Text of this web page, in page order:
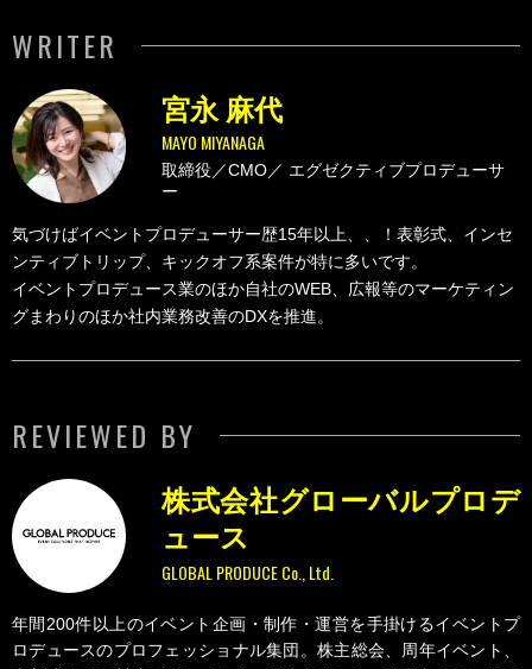
WRITER
MAYO MIYANAGA
宮永 麻代
取締役／CMO／ エグゼクティブプロデューサ
ー
気づけばイベントプロデューサー歴15年以上、、！表彰式、インセ
ンティブトリップ、キックオフ系案件が特に多いです。
イベントプロデュース業のほか自社のWEB、広報等のマーケティン
グまわりのほか社内業務改善のDXを推進。
REVIEWED BY
GLOBAL PRODUCE Co., Ltd.
株式会社グローバルプロデ
ュース
年間200件以上のイベント企画・制作・運営を手掛けるイベントプ
ロデュースのプロフェッショナル集団。株主総会、周年イベント、